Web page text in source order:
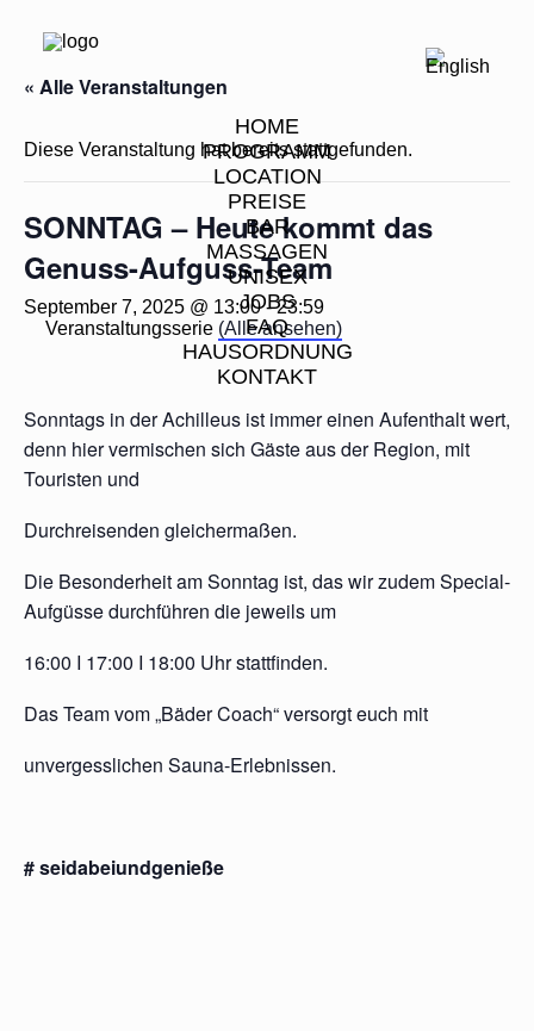
HOME
PROGRAMM
LOCATION
PREISE
BAR
MASSAGEN
UNISEX
JOBS
FAQ
HAUSORDNUNG
KONTAKT
« Alle Veranstaltungen
Diese Veranstaltung hat bereits stattgefunden.
SONNTAG – Heute kommt das
Genuss-Aufguss-Team
September 7, 2025 @ 13:00-23:59
Veranstaltungsserie (Alle ansehen)
Sonntags in der Achilleus ist immer einen Aufenthalt wert,
denn hier vermischen sich Gäste aus der Region, mit
Touristen und
Durchreisenden gleichermaßen.
Die Besonderheit am Sonntag ist, das wir zudem Special-
Aufgüsse durchführen die jeweils um
16:00 I 17:00 I 18:00 Uhr stattfinden.
Das Team vom „Bäder Coach“ versorgt euch mit
unvergesslichen Sauna-Erlebnissen.
# seidabeiundgenieße